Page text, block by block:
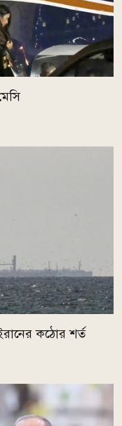
কঠোর শর্ত